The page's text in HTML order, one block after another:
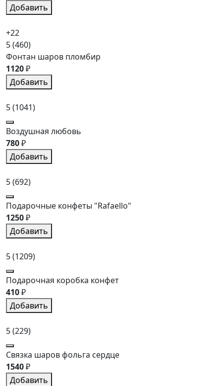
Добавить
+22
5(460)
Фонтан шаров пломбир
1120₽
Добавить
5(1041)
Воздушная любовь
780₽
Добавить
5(692)
Подарочные конфеты "Rafaello"
1250₽
Добавить
5(1209)
Подарочная коробка конфет
410₽
Добавить
5(229)
Связка шаров фольга сердце
1540₽
Добавить